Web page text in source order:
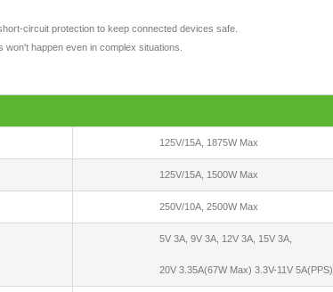
circuit protection to keep connected devices safe.
happen even in complex situations.
125V/15A, 1875W Max
125V/15A, 1500W Max
250V/10A, 2500W Max
5V 3A, 9V 3A, 12V 3A, 15V 3A,
20V 3.35A(67W Max) 3.3V-11V 5A(PPS)